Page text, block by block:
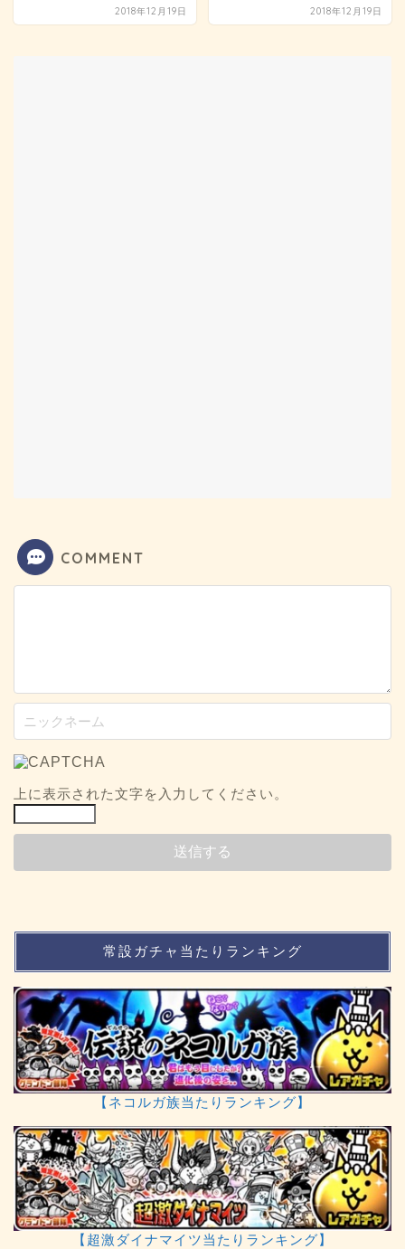
2018年12月19日 2018年12月19日
COMMENT
上に表示された文字を入力してください。
常設ガチャ当たりランキング
【ネコルガ族当たりランキング】
【超激ダイナマイツ当たりランキング】